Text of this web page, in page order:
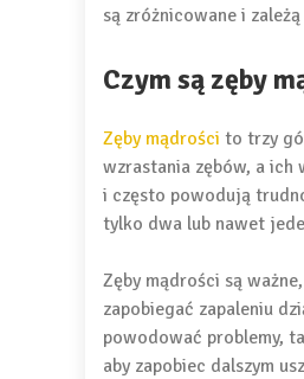
są zróżnicowane i
Czym są zęby
Zęby mądrości to trzy
wzrastania zębów, a
i często powodują
tylko dwa lub nawet
Zęby mądrości są
zapobiegać zapaleniu
powodować problemy,
aby zapobiec dalszym